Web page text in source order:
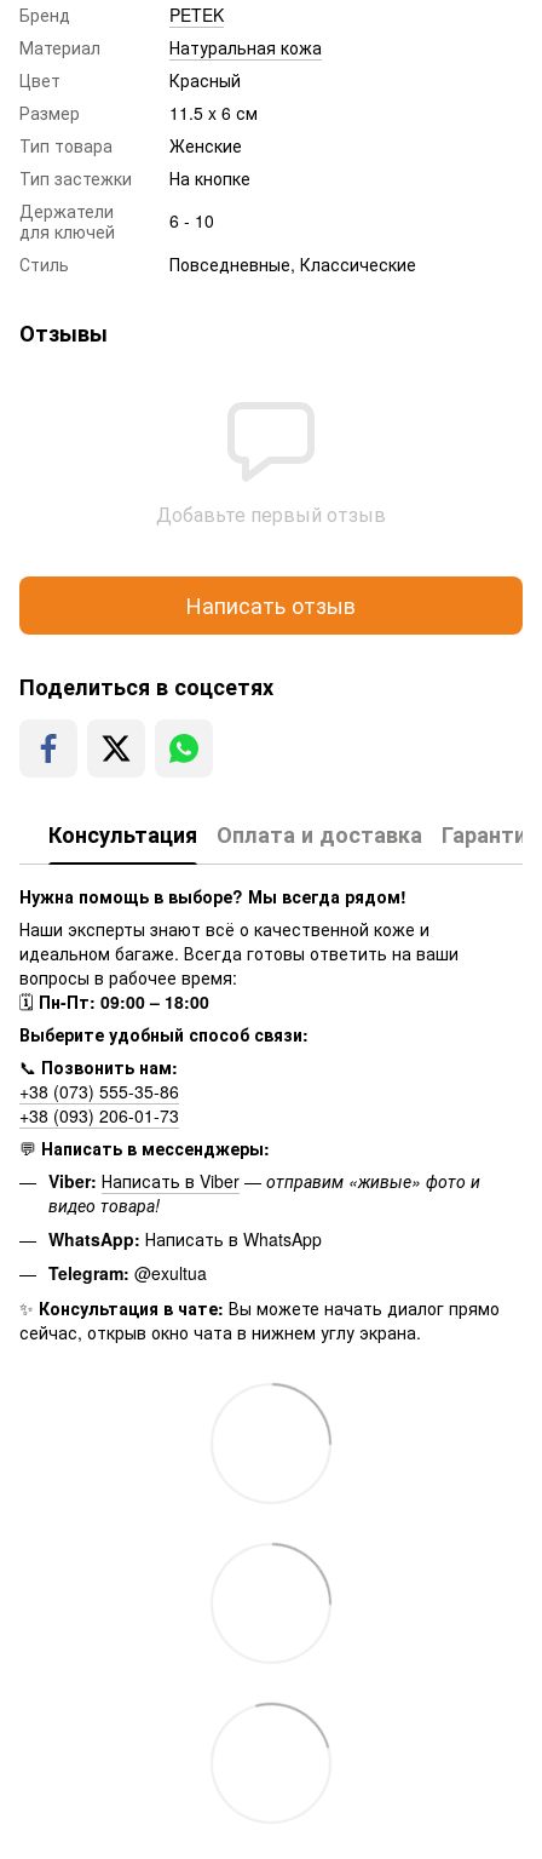
Бренд
PETEK
Материал
Натуральная кожа
Цвет
Красный
Размер
11.5 x 6 см
Тип товара
Женские
Тип застежки
На кнопке
Держатели
для ключей
6 - 10
Стиль
Повседневные, Классические
Отзывы
Добавьте первый отзыв
Написать отзыв
Поделиться в соцсетях
Консультация Оплата и доставка Гарантия
Нужна помощь в выборе? Мы всегда рядом!
Наши эксперты знают всё о качественной коже и
идеальном багаже. Всегда готовы ответить на ваши
вопросы в рабочее время:
🗓 Пн-Пт: 09:00 – 18:00
Выберите удобный способ связи:
📞 Позвонить нам:
+38 (073) 555-35-86
+38 (093) 206-01-73
💬 Написать в мессенджеры:
Viber: Написать в Viber — отправим «живые» фото и
видео товара!
WhatsApp: Написать в WhatsApp
Telegram: @exultua
✨ Консультация в чате: Вы можете начать диалог прямо
сейчас, открыв окно чата в нижнем углу экрана.